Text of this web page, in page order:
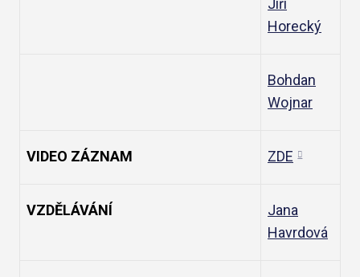
Jiří
Horecký
Bohdan
Wojnar
VIDEO ZÁZNAM ZDE
VZDĚLÁVÁNÍ
Jana
Havrdová